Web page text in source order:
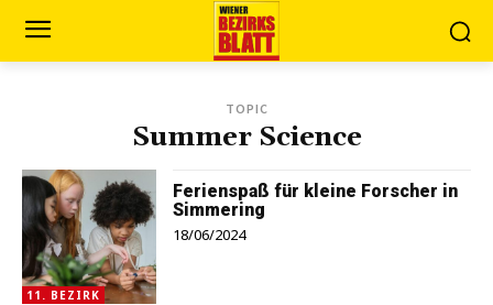
TOPIC
Summer Science
11. BEZIRK
Ferienspaß für kleine Forscher in
Simmering
18/06/2024